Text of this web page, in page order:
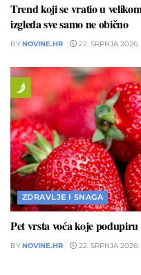
Trend koji se vratio u
izgleda sve samo ne obično
BY NOVINE.HR 22. SRPNJA 2026.
ZDRAVLJE I SNAGA
Pet vrsta voća koje
BY NOVINE.HR 22. SRPNJA 2026.